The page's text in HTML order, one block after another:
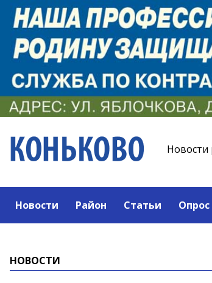
Новости
Новости Район Статьи Опрос
НОВОСТИ